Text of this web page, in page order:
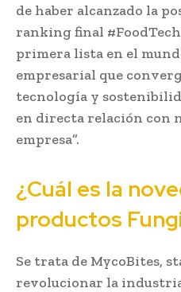
de haber alcanzado la
ranking final
primera lista en el
empresarial que
tecnología y
en directa relación con
empresa”.
¿Cuál es la
productos
Se trata de MycoBites,
revolucionar la